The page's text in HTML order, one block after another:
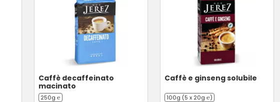
Caffè decaffeinato
macinato
250g ℮
Caffè e ginseng solubile
100g (5 x 20g ℮)